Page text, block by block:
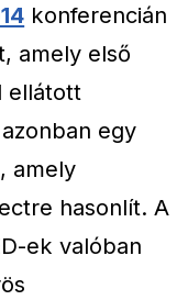
konferencián
amely első
ellátott
egy
amely
hasonlít. A
ek valóban